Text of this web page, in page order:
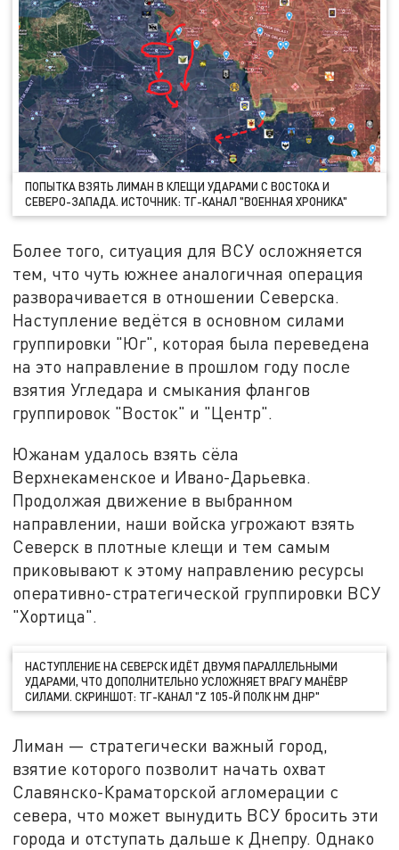
ПОПЫТКА ВЗЯТЬ ЛИМАН В КЛЕЩИ УДАРАМИ С ВОСТОКА И
СЕВЕРО-ЗАПАДА. ИСТОЧНИК: ТГ-КАНАЛ "ВОЕННАЯ ХРОНИКА"
Более того, ситуация для ВСУ осложняется
тем, что чуть южнее аналогичная операция
разворачивается в отношении Северска.
Наступление ведётся в основном силами
группировки "Юг", которая была переведена
на это направление в прошлом году после
взятия Угледара и смыкания флангов
группировок "Восток" и "Центр".
Южанам удалось взять сёла
Верхнекаменское и Ивано-Дарьевка.
Продолжая движение в выбранном
направлении, наши войска угрожают взять
Северск в плотные клещи и тем самым
приковывают к этому направлению ресурсы
оперативно-стратегической группировки ВСУ
"Хортица".
НАСТУПЛЕНИЕ НА СЕВЕРСК ИДЁТ ДВУМЯ ПАРАЛЛЕЛЬНЫМИ
УДАРАМИ, ЧТО ДОПОЛНИТЕЛЬНО УСЛОЖНЯЕТ ВРАГУ МАНЁВР
СИЛАМИ. СКРИНШОТ: ТГ-КАНАЛ "Z 105-Й ПОЛК НМ ДНР"
Лиман — стратегически важный город,
взятие которого позволит начать охват
Славянско-Краматорской агломерации с
севера, что может вынудить ВСУ бросить эти
города и отступать дальше к Днепру. Однако